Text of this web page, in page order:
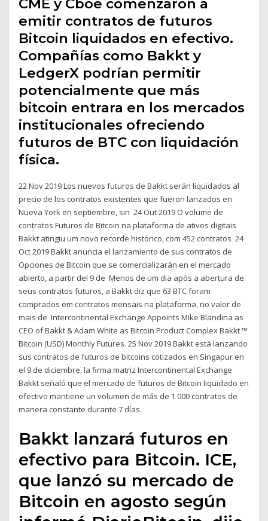
CME y Cboe comenzaron a
emitir contratos de futuros
Bitcoin liquidados en efectivo.
Compañías como Bakkt y
LedgerX podrían permitir
potencialmente que más
bitcoin entrara en los mercados
institucionales ofreciendo
futuros de BTC con liquidación
física.
22 Nov 2019 Los nuevos futuros de Bakkt serán liquidados al
precio de los contratos existentes que fueron lanzados en
Nueva York en septiembre, sin 24 Out 2019 O volume de
contratos Futuros de Bitcoin na plataforma de ativos digitais
Bakkt atingiu um novo recorde histórico, com 452 contratos 24
Oct 2019 Bakkt anuncia el lanzamiento de sus contratos de
Opciones de Bitcoin que se comercializarán en el mercado
abierto, a partir del 9 de Menos de um dia após a abertura de
seus contratos futuros, a Bakkt diz que 63 BTC foram
comprados em contratos mensais na plataforma, no valor de
mais de Intercontinental Exchange Appoints Mike Blandina as
CEO of Bakkt & Adam White as Bitcoin Product Complex Bakkt ™
Bitcoin (USD) Monthly Futures. 25 Nov 2019 Bakkt está lanzando
sus contratos de futuros de bitcoins cotizados en Singapur en
el 9 de diciembre, la firma matriz Intercontinental Exchange
Bakkt señaló que el mercado de futuros de Bitcoin liquidado en
efectivo mantiene un volumen de más de 1 000 contratos de
manera constante durante 7 días.
Bakkt lanzará futuros en
efectivo para Bitcoin. ICE,
que lanzó su mercado de
Bitcoin en agosto según